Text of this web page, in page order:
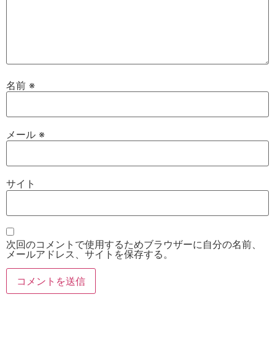
名前 ※
メール ※
サイト
次回のコメントで使用するためブラウザーに自分の名前、
メールアドレス、サイトを保存する。